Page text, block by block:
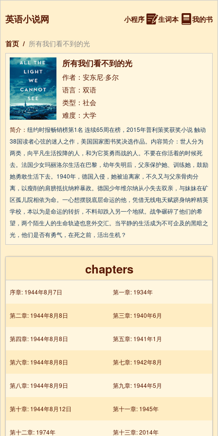
英语小说网 小程序 生词本 我的书
首页 / 所有我们看不到的光
所有我们看不到的光
作者：安东尼·多尔
语言：双语
类型：社会
难度：大学
简介： 纽约时报畅销榜第1名 连续65周在榜，2015年普利策奖获奖小说 触动
38国读者心弦的迷人之作，美国国家图书奖决选作品。内容简介：世人分为
两类，向平凡生活投降的人，和为它英勇而战的人。不要在你活着的时候死
去。法国少女玛丽洛尔生活在巴黎，幼年失明后，父亲保护她、训练她，鼓励
她勇敢生活下去。1940年，德国入侵，她被迫离家，不久又与父亲骨肉分
离，以瘦削的肩膀抵抗纳粹暴政。德国少年维尔纳从小失去双亲，与妹妹在矿
区孤儿院相依为命。一心想摆脱底层命运的他，凭借无线电天赋跻身纳粹精英
学校，本以为是命运的转折，不料却跌入另一个地狱。战争碾碎了他们的希
望，两个陌生人的生命轨迹也意外交汇。当平静的生活成为不可企及的黑暗之
光，他们是否有勇气，在死之前，活出生机？
chapters
序章: 1944年8月7日 第一章: 1934年
第二章: 1944年8月8日 第三章: 1940年6月
第四章: 1944年8月8日 第五章: 1941年1月
第六章: 1944年8月8日 第七章: 1942年8月
第八章: 1944年8月9日 第九章: 1944年5月
第十章: 1944年8月12日 第十一章: 1945年
第十二章: 1974年 第十三章: 2014年